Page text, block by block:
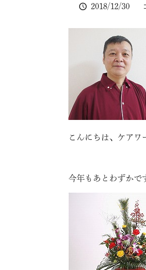
2018/12/30
こんにちは、ケアワ
今年もあとわずかで